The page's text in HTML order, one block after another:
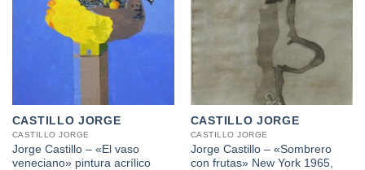
CASTILLO JORGE
CASTILLO JORGE
Jorge Castillo – «El vaso
veneciano» pintura acrílico
CASTILLO JORGE
CASTILLO JORGE
Jorge Castillo – «Sombrero
con frutas» New York 1965,